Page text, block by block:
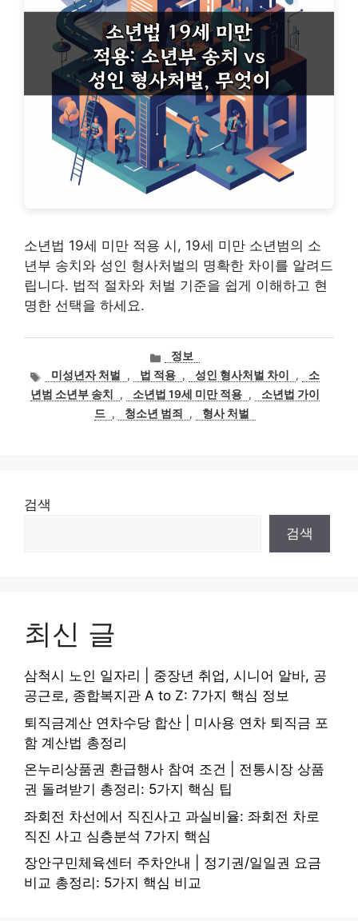
소년법 19세 미만 적용 시, 19세 미만 소년범의 소
년부 송치와 성인 형사처벌의 명확한 차이를 알려드
립니다. 법적 절차와 처벌 기준을 쉽게 이해하고 현
명한 선택을 하세요.
카
테
고
리
정보
태
그
미성년자 처벌 , 법 적용 , 성인 형사처벌 차이 ,
소
년범 소년부 송치
, 소년법 19세 미만 적용 ,
소년법 가이
드 , 청소년 범죄 , 형사 처벌
검색
검색
최신 글
삼척시 노인 일자리 | 중장년 취업, 시니어 알바, 공
공근로, 종합복지관 A to Z: 7가지 핵심 정보
퇴직금계산 연차수당 합산 | 미사용 연차 퇴직금 포
함 계산법 총정리
온누리상품권 환급행사 참여 조건 | 전통시장 상품
권 돌려받기 총정리: 5가지 핵심 팁
좌회전 차선에서 직진사고 과실비율: 좌회전 차로
직진 사고 심층분석 7가지 핵심
장안구민체육센터 주차안내 | 정기권/일일권 요금
비교 총정리: 5가지 핵심 비교